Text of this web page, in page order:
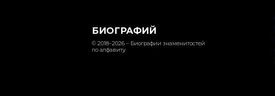
БИОГРАФИЙ
© 2018–2026 – Биографии знаменитостей
по алфавиту